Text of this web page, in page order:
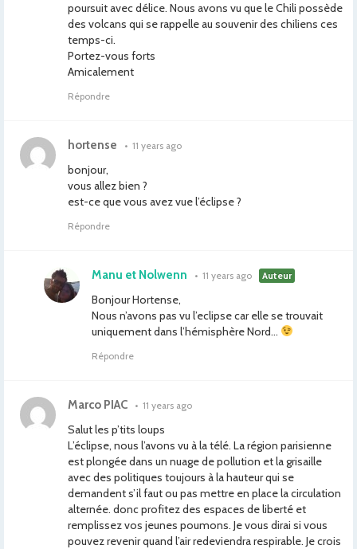
poursuit avec délice. Nous avons vu que le Chili possède
des volcans qui se rappelle au souvenir des chiliens ces
temps-ci.
Portez-vous forts
Amicalement
Répondre
hortense • 11 years ago
bonjour,
vous allez bien ?
est-ce que vous avez vue l’éclipse ?
Répondre
Manu et Nolwenn • 11 years ago Auteur
Bonjour Hortense,
Nous n’avons pas vu l’eclipse car elle se trouvait
uniquement dans l’hémisphère Nord…
Répondre
Marco PIAC • 11 years ago
Salut les p’tits loups
L’éclipse, nous l’avons vu à la télé. La région parisienne
est plongée dans un nuage de pollution et la grisaille
avec des politiques toujours à la hauteur qui se
demandent s’il faut ou pas mettre en place la circulation
alternée. donc profitez des espaces de liberté et
remplissez vos jeunes poumons. Je vous dirai si vous
pouvez revenir quand l’air redeviendra respirable. Je crois